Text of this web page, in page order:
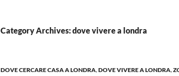
Category Archives: dove vivere a londra
DOVE CERCARE CASA A LONDRA,DOVE VIVERE A LONDRA,